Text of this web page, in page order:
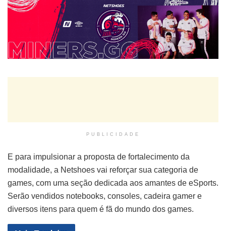
PUBLICIDADE
E para impulsionar a proposta de fortalecimento da
modalidade, a Netshoes vai reforçar sua categoria de
games, com uma seção dedicada aos amantes de eSports.
Serão vendidos notebooks, consoles, cadeira gamer e
diversos itens para quem é fã do mundo dos games.